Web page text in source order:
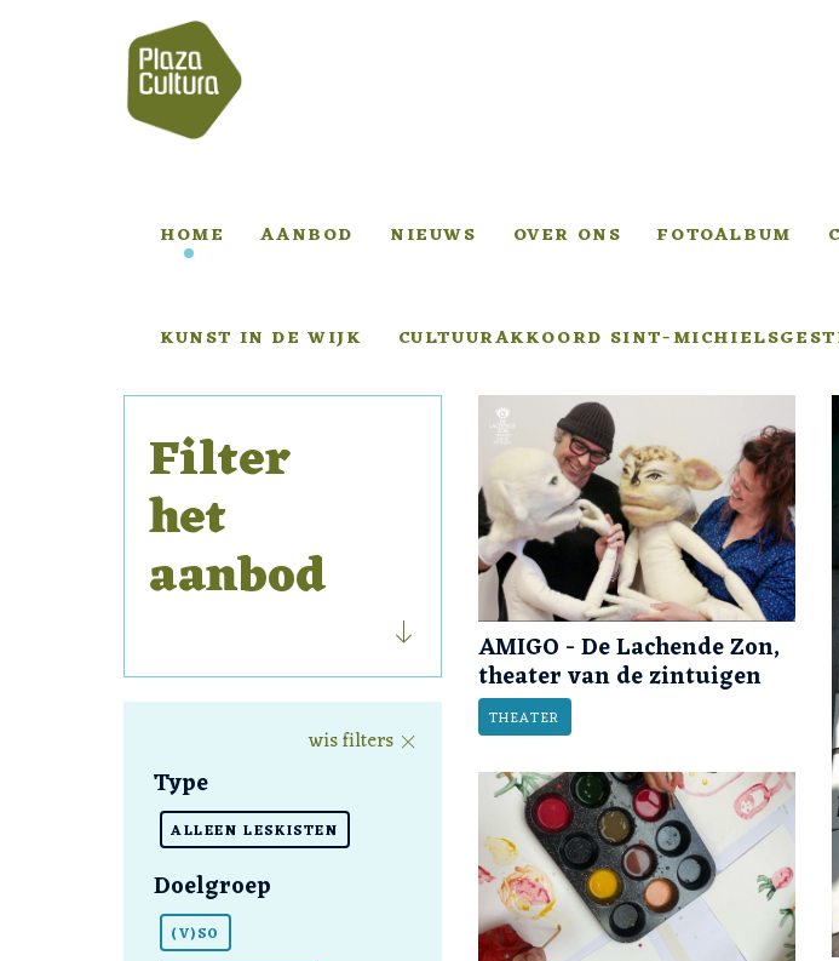
HOME AANBOD NIEUWS OVER ONS FOTOALBUM
KUNST IN DE WIJK CULTUURAKKOORD SINT-
Filter
het
aanbod
wis filters
Type
ALLEEN LESKISTEN
Doelgroep
(V)SO
AMIGO - De Lachende Zon,
theater van de zintuigen
THEATER